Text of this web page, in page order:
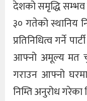
देशको समृद्धि सम्भव
३० गतेको स्थानिय
प्रतिनिधित्व गर्ने
आफ्नो अमूल्य मत
गराउन आफ्नो
निम्ति अनुरोध गरेका